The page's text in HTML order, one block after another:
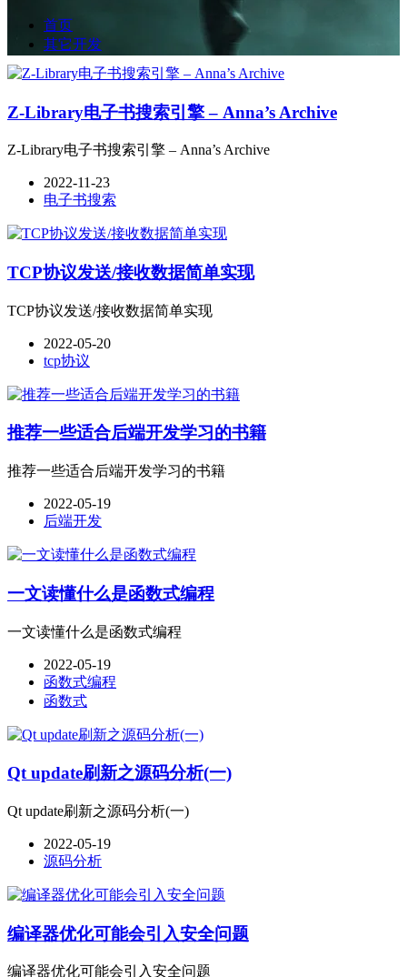
首页
其它开发
Z-Library电子书搜索引擎 – Anna’s Archive
Z-Library电子书搜索引擎 – Anna’s Archive
2022-11-23
电子书搜索
TCP协议发送/接收数据简单实现
TCP协议发送/接收数据简单实现
2022-05-20
tcp协议
推荐一些适合后端开发学习的书籍
推荐一些适合后端开发学习的书籍
2022-05-19
后端开发
一文读懂什么是函数式编程
一文读懂什么是函数式编程
2022-05-19
函数式编程
函数式
Qt update刷新之源码分析(一)
Qt update刷新之源码分析(一)
2022-05-19
源码分析
编译器优化可能会引入安全问题
编译器优化可能会引入安全问题